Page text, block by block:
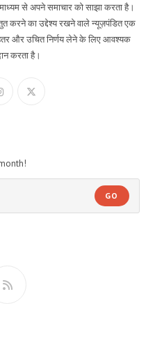
से अपने समाचार को साझा करता है।
करने का उद्देश्य रखने वाले न्यूज़पंडित एक
और उचित निर्णय लेने के लिए आवश्यक
करता है।
GO